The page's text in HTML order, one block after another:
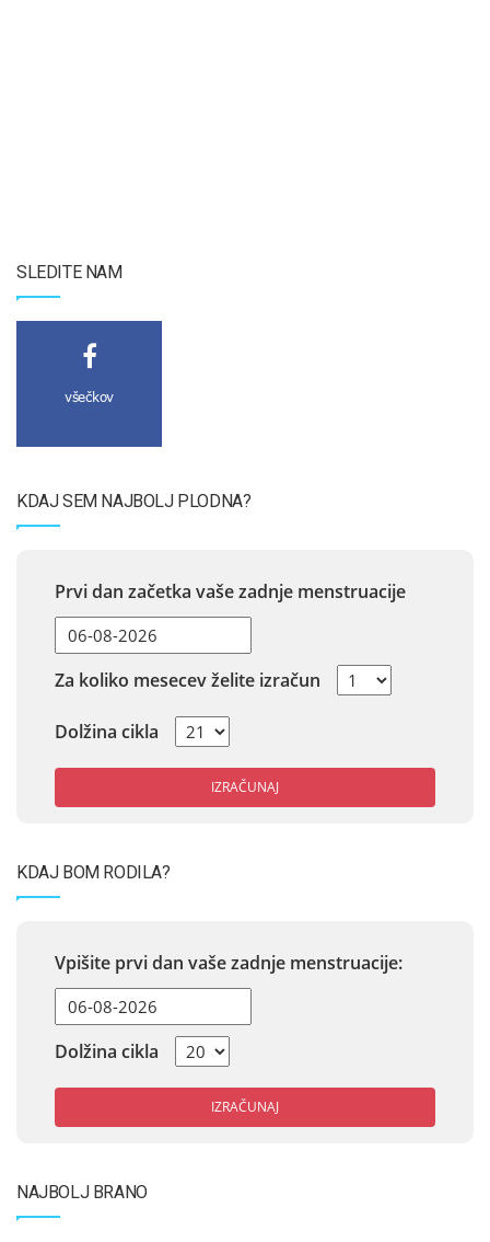
SLEDITE NAM
všečkov
KDAJ SEM NAJBOLJ PLODNA?
Prvi dan začetka vaše zadnje menstruacije
Za koliko mesecev želite izračun
Dolžina cikla
IZRAČUNAJ
KDAJ BOM RODILA?
Vpišite prvi dan vaše zadnje menstruacije:
Dolžina cikla
IZRAČUNAJ
NAJBOLJ BRANO